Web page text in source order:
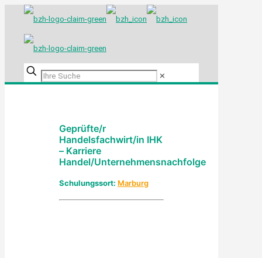
✕
Geprüfte/r
Handelsfachwirt/in IHK
– Karriere
Handel/Unternehmensnachfolge
Schulungssort: Marburg